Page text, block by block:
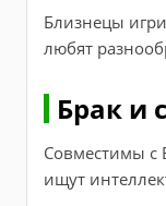
Близнецы
любят
Брак и
Совместимы с
ищут